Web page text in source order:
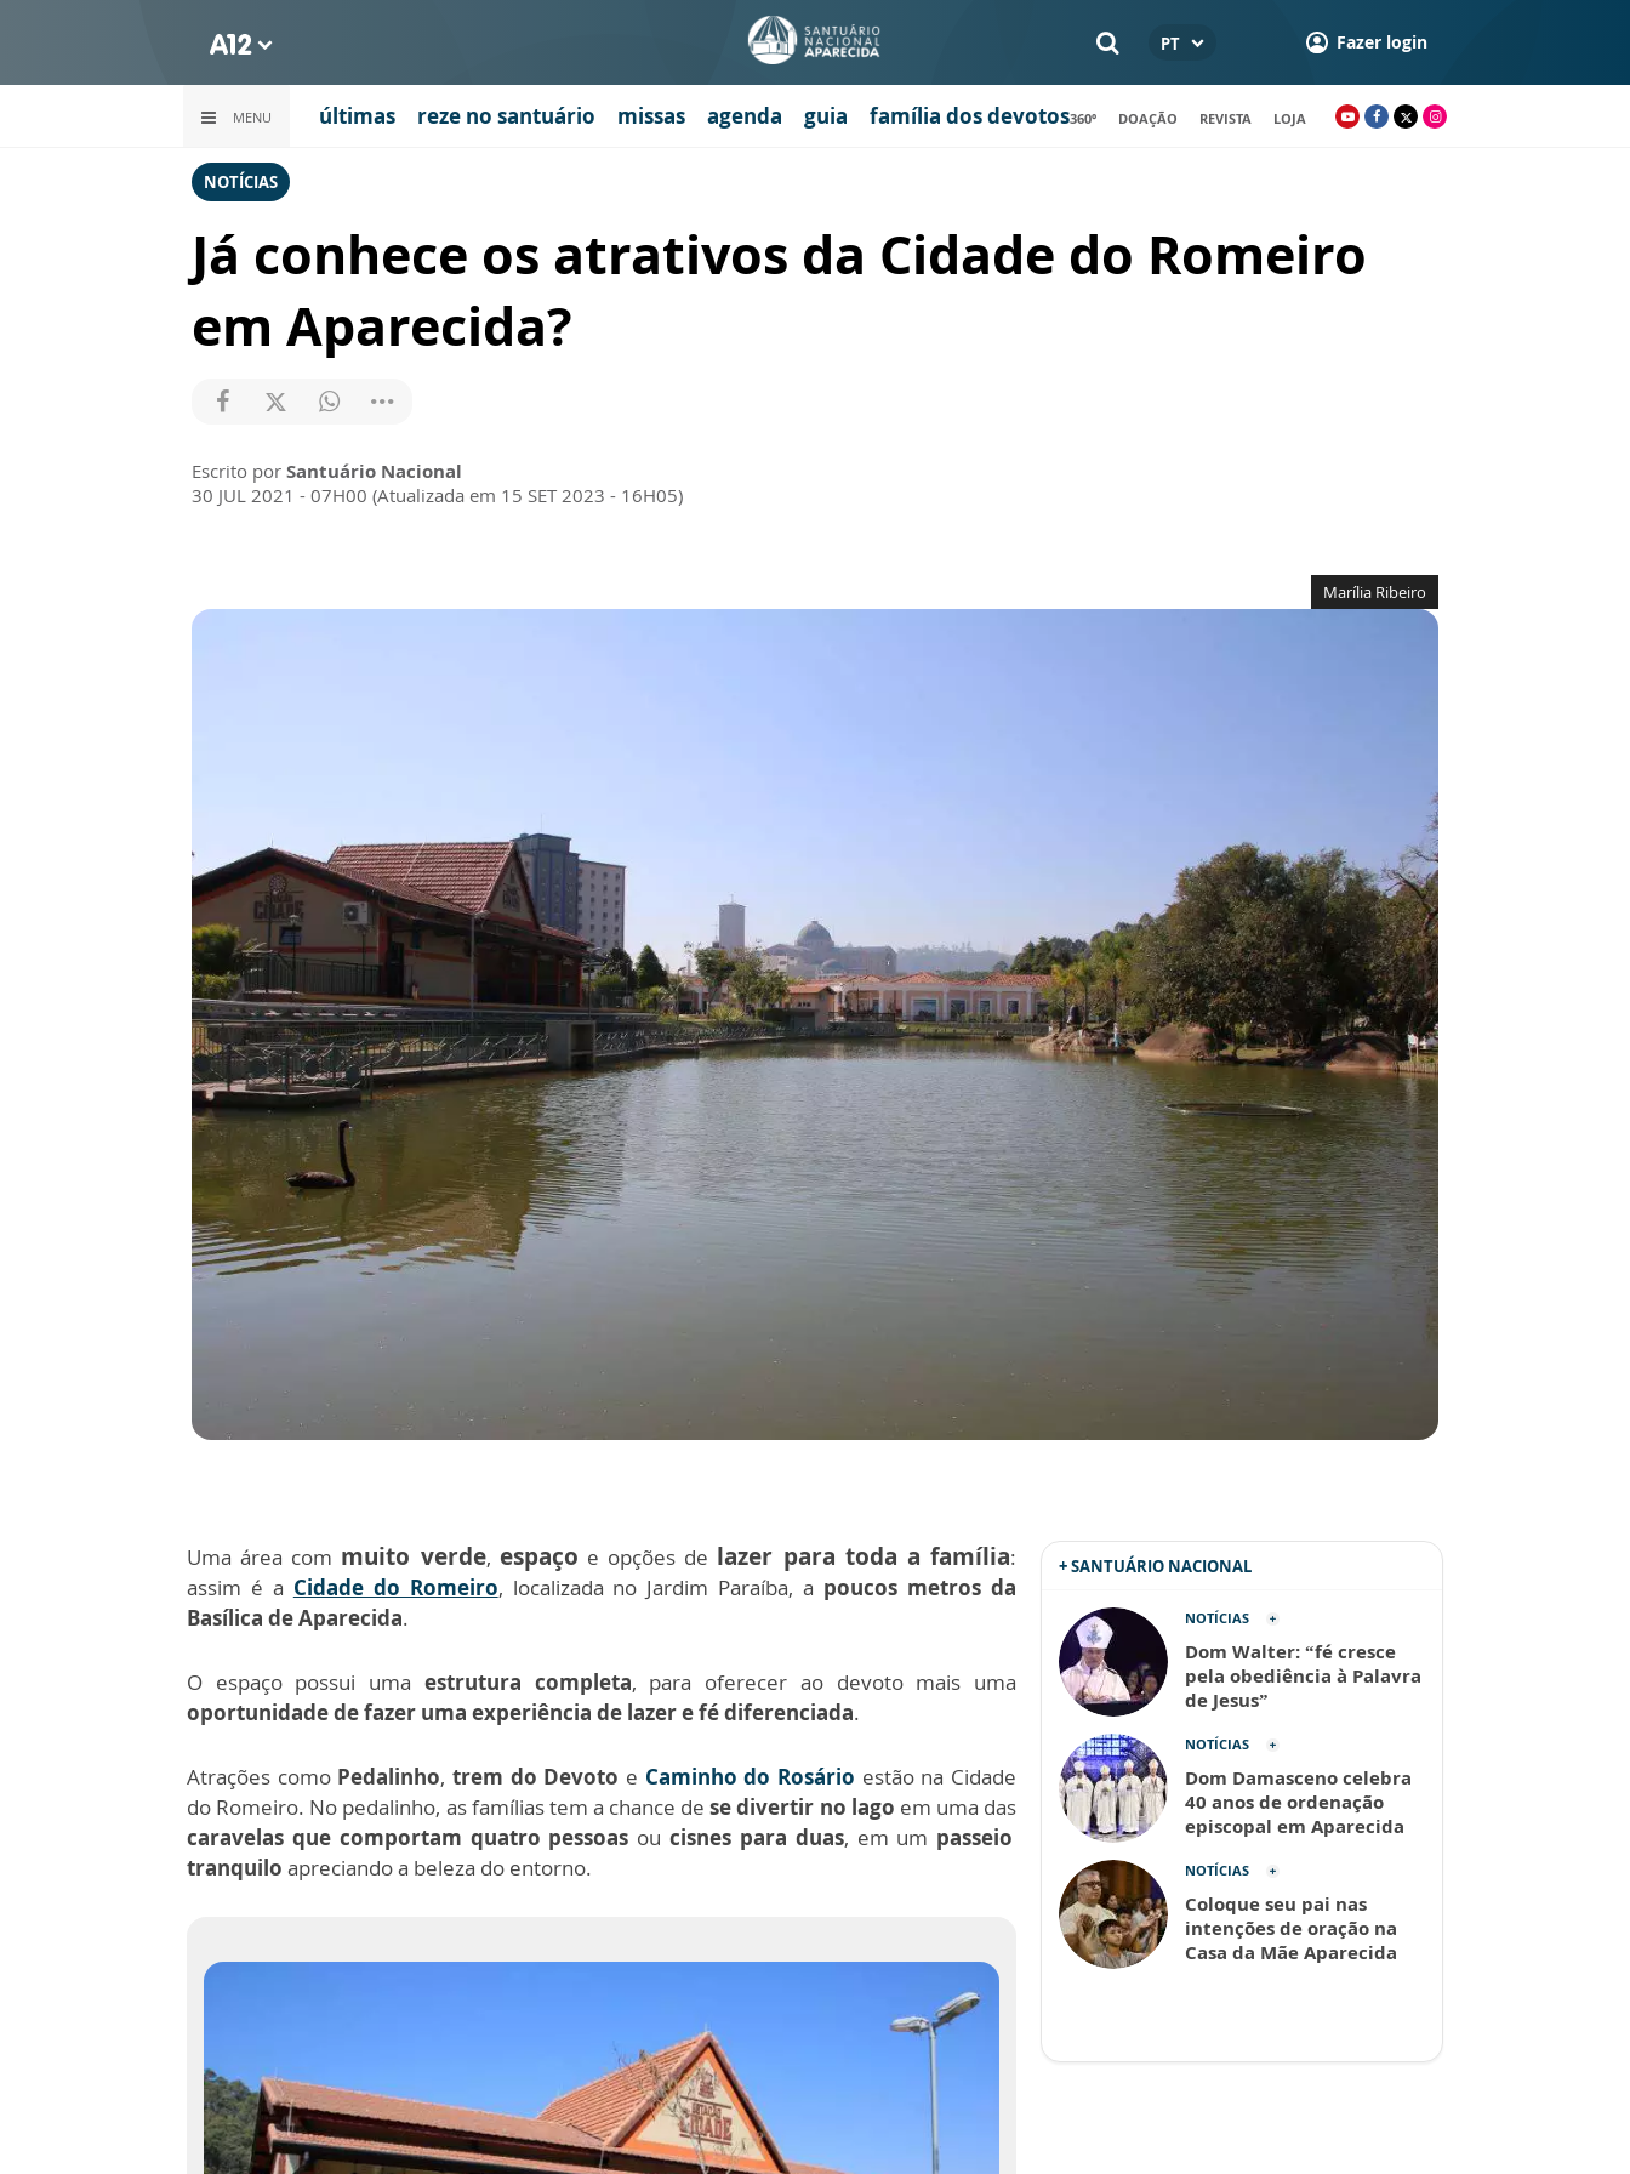
PT Fazer login
MENU últimas reze no santuário missas agenda guia família dos devotos360º DOAÇÃO REVISTA LOJA
NOTÍCIAS
Já conhece os atrativos da Cidade do Romeiro
em Aparecida?
Escrito por Santuário Nacional
30 JUL 2021 - 07H00 (Atualizada em 15 SET 2023 - 16H05)
Marília Ribeiro
Uma área com muito verde, espaço e opções de lazer para toda a família:
assim é a Cidade do Romeiro, localizada no Jardim Paraíba, a poucos metros da
Basílica de Aparecida.
O espaço possui uma estrutura completa, para oferecer ao devoto mais uma
oportunidade de fazer uma experiência de lazer e fé diferenciada.
Atrações como Pedalinho, trem do Devoto e Caminho do Rosário estão na Cidade
do Romeiro. No pedalinho, as famílias tem a chance dese divertir no lago em uma das
caravelas que comportam quatro pessoas oucisnes para duas, em um passeio
tranquilo apreciando a beleza do entorno.
+ SANTUÁRIO NACIONAL
NOTÍCIAS
Dom Walter: “fé cresce
pela obediência à Palavra
de Jesus”
NOTÍCIAS
Dom Damasceno celebra
40 anos de ordenação
episcopal em Aparecida
NOTÍCIAS
Coloque seu pai nas
intenções de oração na
Casa da Mãe Aparecida